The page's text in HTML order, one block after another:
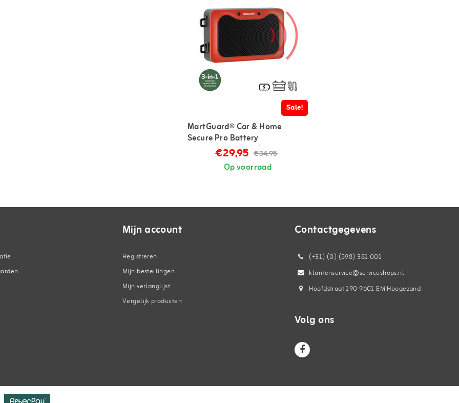
Sale!
MartGuard® Car & Home
Secure Pro Battery
marterverjager op batterijen
€29,95 €34,95
Op voorraad
Mijn account
Registreren
Mijn bestellingen
Mijn verlanglijst
Vergelijk producten
Contactgegevens
(+31) (0) (598) 381 001
klantenservice@serviceshops.nl
Hoofdstraat 190 9601 EM Hoogezand
Volg ons